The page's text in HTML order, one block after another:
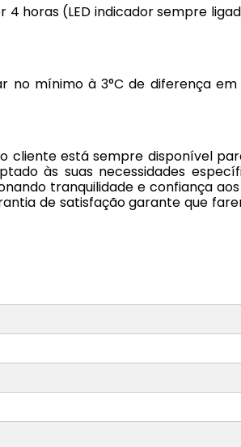
horas (LED indicador sempre
mínimo à 3°C de diferença
cliente está sempre disponível
às suas necessidades
tranquilidade e confiança
de satisfação garante que